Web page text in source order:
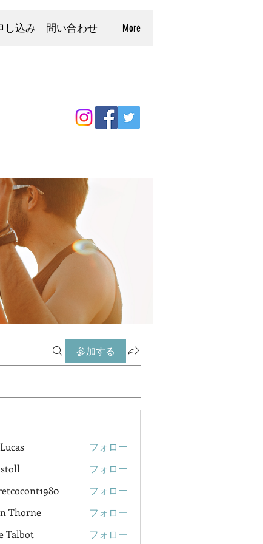
し込み 問い合わせ More
参加する
フォロー
フォロー
フォロー
Thorne
フォロー
Talbot
フォロー